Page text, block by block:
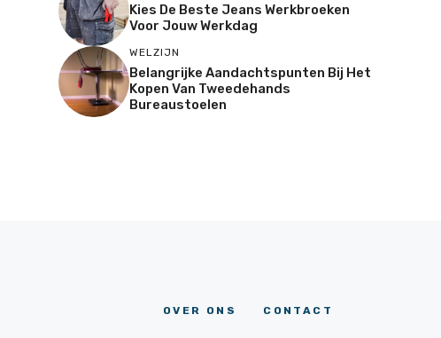
Kies De Beste Jeans Werkbroeken
Voor Jouw Werkdag
WELZIJN
Belangrijke Aandachtspunten Bij Het
Kopen Van Tweedehands
Bureaustoelen
OVER ONS CONTACT